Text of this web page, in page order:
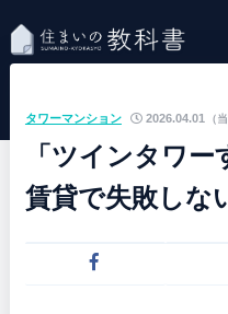
（
タワーマンション 2026.04.01
「ツインタワ
賃貸で失敗しな